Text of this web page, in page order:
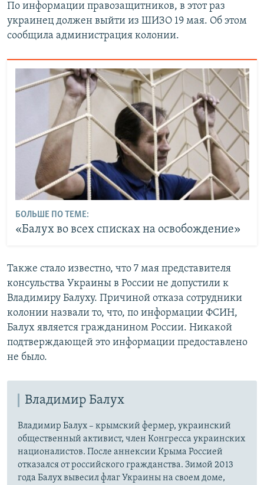
По информации правозащитников, в этот раз
украинец должен выйти из ШИЗО 19 мая. Об этом
сообщила администрация колонии.
БОЛЬШЕ ПО ТЕМЕ:
«Балух во всех списках на освобождение»
Также стало известно, что 7 мая представителя
консульства Украины в России не допустили к
Владимиру Балуху. Причиной отказа сотрудники
колонии назвали то, что, по информации ФСИН,
Балух является гражданином России. Никакой
подтверждающей это информации предоставлено
не было.
Владимир Балух
Владимир Балух – крымский фермер, украинский
общественный активист, член Конгресса украинских
националистов. После аннексии Крыма Россией
отказался от российского гражданства. Зимой 2013
года Балух вывесил флаг Украины на своем доме,